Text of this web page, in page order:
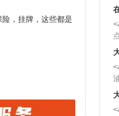
，挂牌，这些都是